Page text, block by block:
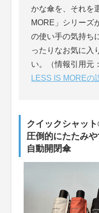
かな傘を、それを
MORE」シリーズ
の使い手の気持ち
ったりなお気に入
い。（情報引用元
LESS IS MOREの
クイックシャッ
圧倒的にたたみ
自動開閉傘